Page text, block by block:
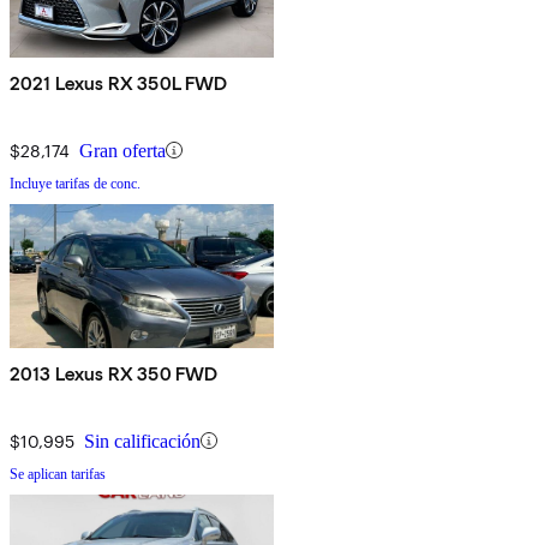
2021 Lexus RX 350L FWD
$28,174 Gran oferta
Incluye tarifas de conc.
2013 Lexus RX 350 FWD
$10,995 Sin calificación
Se aplican tarifas